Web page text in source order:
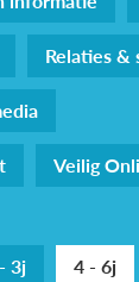
Relaties
Veilig
3j 4 - 6j